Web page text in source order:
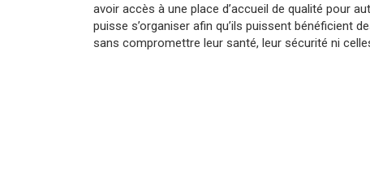
avoir accès à une place d’accueil de qualité pour
puisse s’organiser afin qu’ils puissent bénéficient
sans compromettre leur santé, leur sécurité ni